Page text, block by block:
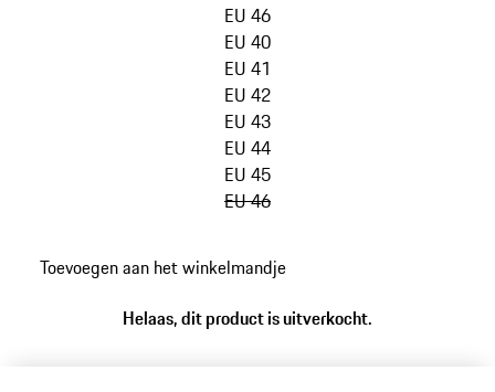
EU 46
EU 40
EU 41
EU 42
EU 43
EU 44
EU 45
EU 46
terug
Toevoegen aan het winkelmandje
Helaas, dit product is uitverkocht.